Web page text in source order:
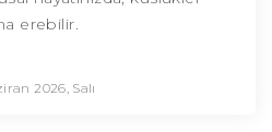
erebilir.
2026, Salı